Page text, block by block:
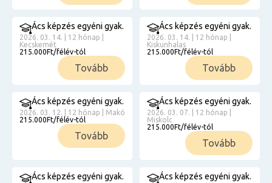
Ács képzés egyéni gyak.
2026. 03. 14. | 12 hónap |
Kecskemét
215.000Ft/félév-tól
Tovább
Ács képzés egyéni gyak.
2026. 03. 14. | 12 hónap |
Kiskunhalas
215.000Ft/félév-tól
Tovább
Ács képzés egyéni gyak.
2026. 03. 12. | 12 hónap | Makó
215.000Ft/félév-tól
Tovább
Ács képzés egyéni gyak.
2026. 03. 07. | 12 hónap |
Miskolc
215.000Ft/félév-tól
Tovább
Ács képzés egyéni gyak. Ács képzés egyéni gyak.